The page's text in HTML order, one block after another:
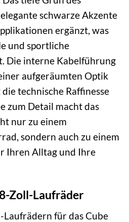
schwarze Akzente
ergänzt, was
und sportliche
Die interne Kabelführung
aufgeräumten Optik
technische Raffinesse
zum Detail macht das
nur zu einem
sondern auch zu einem
Ihren Alltag und Ihre
Zoll-Laufräder
für das Cube